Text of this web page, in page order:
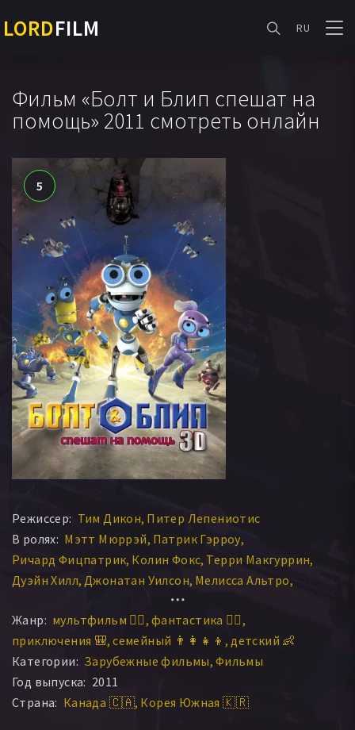
LORDFILM RU
Фильм «Болт и Блип спешат на
помощь» 2011 смотреть онлайн
5
Режиссер: Тим Дикон Питер Лепениотис
В ролях: Мэтт Мюррэй Патрик Гэрроу
Ричард Фицпатрик Колин Фокс Терри Макгуррин
Дуэйн Хилл Джонатан Уилсон Мелисса Альтро
Мартин Жюльен
Жанр: мультфильм 🧚‍♀️ фантастика 🧙‍♀️
приключения 🎒 семейный 👨‍👩‍👧‍👦 детский 👶
Категории: Зарубежные фильмы Фильмы
Год выпуска: 2011
Страна: Канада 🇨🇦 Корея Южная 🇰🇷